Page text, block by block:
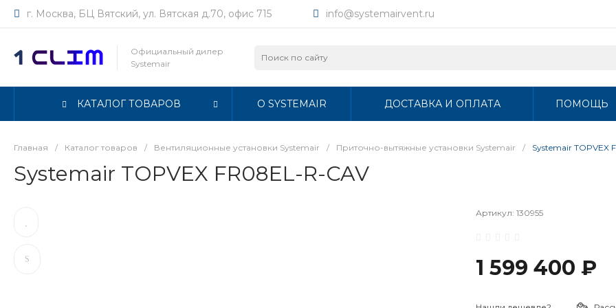
г. Москва, БЦ Вятский, ул. Вятская д.70, офис 715 info@systemairvent.ru
Официальный дилер
Systemair
КАТАЛОГ ТОВАРОВ О SYSTEMAIR ДОСТАВКА И ОПЛАТА ПОМОЩЬ
Главная / Каталог товаров / Вентиляционные установки Systemair / Приточно-вытяжные установки Systemair / Systemair TOPVEX
Systemair TOPVEX FR08EL-R-CAV
Артикул: 130955
1 599 400 ₽